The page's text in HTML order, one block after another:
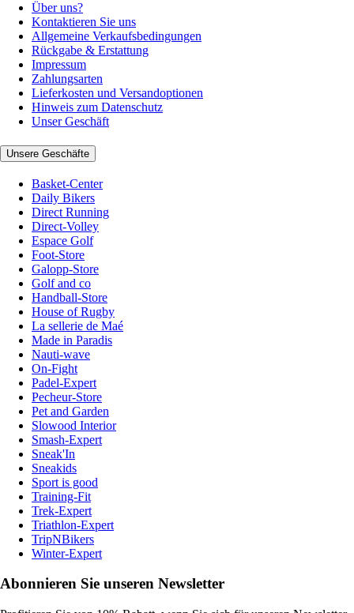
Über uns?
Kontaktieren Sie uns
Allgemeine Verkaufsbedingungen
Rückgabe & Erstattung
Impressum
Zahlungsarten
Lieferkosten und Versandoptionen
Hinweis zum Datenschutz
Unser Geschäft
Unsere Geschäfte
Basket-Center
Daily Bikers
Direct Running
Direct-Volley
Espace Golf
Foot-Store
Galopp-Store
Golf and co
Handball-Store
House of Rugby
La sellerie de Maé
Made in Paradis
Nauti-wave
On-Fight
Padel-Expert
Pecheur-Store
Pet and Garden
Slowood Interior
Smash-Expert
Sneak'In
Sneakids
Sport is good
Training-Fit
Trek-Expert
Triathlon-Expert
TripNBikers
Winter-Expert
Abonnieren Sie unseren Newsletter